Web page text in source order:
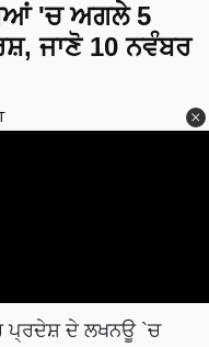
'ਚ ਅਗਲੇ 5
ਜਾਣੋ 10 ਨਵੰਬਰ
ਪ੍ਰਦੇਸ਼ ਦੇ ਲਖਨਊ `ਚ